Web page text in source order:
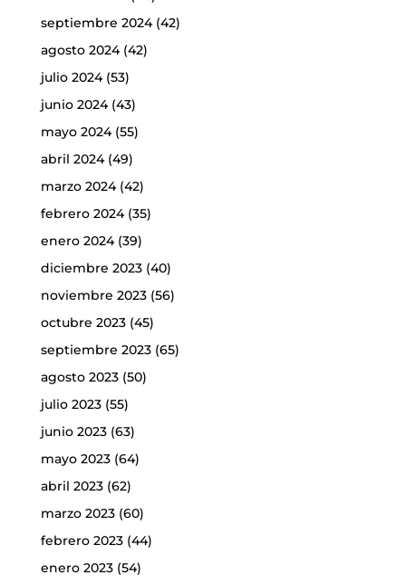
septiembre 2024(42)
agosto 2024(42)
julio 2024(53)
junio 2024(43)
mayo 2024(55)
abril 2024(49)
marzo 2024(42)
febrero 2024(35)
enero 2024(39)
diciembre 2023(40)
noviembre 2023(56)
octubre 2023(45)
septiembre 2023(65)
agosto 2023(50)
julio 2023(55)
junio 2023(63)
mayo 2023(64)
abril 2023(62)
marzo 2023(60)
febrero 2023(44)
enero 2023(54)